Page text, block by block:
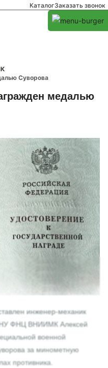
КаталогЗаказать звонок
Суворова
медалью
инженер-механик
ФНЦ ВНИИМК Алексей
военной
за минометную
противника.